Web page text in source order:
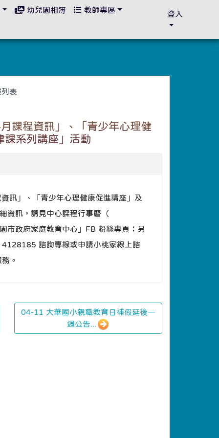
表
課程資訊」、「青少年心理健
課系列講座」活動
訊」、「青少年心理健康促進講座」及
資訊，請見中心課程行事曆（
市政府家庭教育中心」FB 粉絲專頁；另
諮詢專線或申請小桃家線上諮
。
04-11 大華國小親職教育日補假延後一
週公告...
幼兒園相簿 教師專區 登入